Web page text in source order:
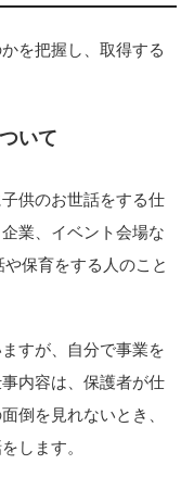
を把握し、取得する
いて
供のお世話をする仕
業、イベント会場な
保育をする人のこと
すが、自分で事業を
内容は、保護者が仕
倒を見れないとき、
します。